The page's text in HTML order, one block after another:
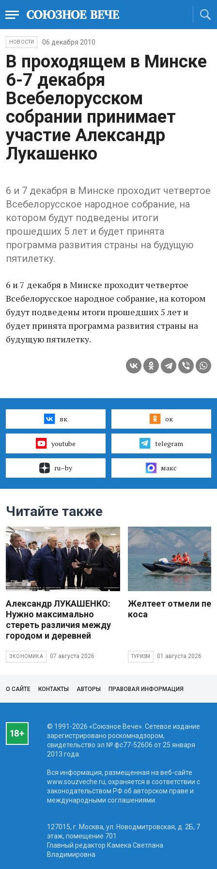
НОВОСТИ 06 декабря 2010
В проходящем в Минске
6-7 декабря
Всебелорусском
собрании принимает
участие Александр
Лукашенко
6 и 7 декабря в Минске проходит четвертое
Всебелорусское народное собрание, на
котором будут подведены итоги
прошедших 5 лет и будет принята
программа развития страны на будущую
пятилетку.
6 и 7 декабря в Минске проходит четвертое
Всебелорусское народное собрание, на котором
будут подведены итоги прошедших 5 лет и
будет принята программа развития страны на
будущую пятилетку.
вк ок
youtube telegram
ru–by макс
Читайте также
Александр ЛУКАШЕНКО:
Нужно максимально
стереть различия между
городом и деревней
ЭКОНОМИКА 07 августа 2026
Желтеет отмели
коса
ТУРИЗМ 01 августа 2026
О САЙТЕ КОНТАКТЫ АВТОРЫ ПРАВОВАЯ ИНФОРМАЦИЯ
© 1991-2026 «Союзное Вече». Сетевое издание
зарегистрировано роскомнадзором,
свидетельство эл № фc77-52606 от 25 января
2013 года.
Вся информация, размещенная на веб-сайте
www.souzveche.ru, охраняется в соответствии с
законодательством РФ об авторском праве и
международными соглашениями.
127015, г. Москва, ул. Новодмитровская, д. 2Б, 7
этаж, помещение 701
Главный редактор Камека Светлана
Владимировна